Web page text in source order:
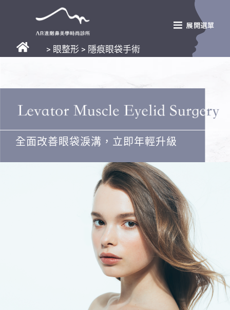
> 眼整形 > 隱痕眼袋手術
全面改善眼袋淚溝，立即年輕升級